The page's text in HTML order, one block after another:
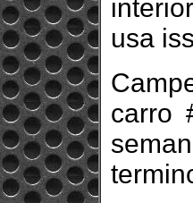
usa
carro